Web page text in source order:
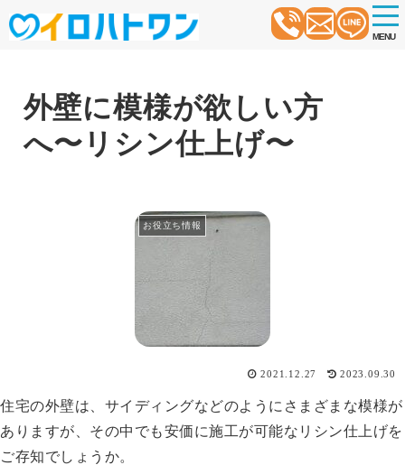
t
o
g
MENU
外壁に模様が欲しい方
へ〜リシン仕上げ〜
お役立ち情報
2021.12.27 2023.09.30
住宅の外壁は、サイディングなどのようにさまざまな模様が
ありますが、その中でも安価に施工が可能なリシン仕上げを
ご存知でしょうか。